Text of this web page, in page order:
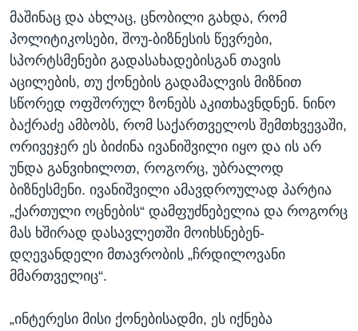
მაშინაც და ახლაც, ცნობილი გახდა, რომ
პოლიტიკოსები, შოუ-ბიზნესის წევრები,
სპორტსმენები გადასახადებისგან თავის
აცილების, თუ ქონების გადამალვის მიზნით
სწორედ ოფშორულ ზონებს აკითხავნდნენ. ნინო
ბაქრაძე ამბობს, რომ საქართველოს შემთხვევაში,
ორივეჯერ ეს ბიძინა ივანიშვილი იყო და ის არ
უნდა განვიხილოთ, როგორც, უბრალოდ
ბიზნესმენი. ივანიშვილი ამავდროულად პარტია
„ქართული ოცნების“ დამფუძნებელია და როგორც
მას ხშირად დასავლეთში მოიხსნებენ-
დღევანდელი მთავრობის „ჩრდილოვანი
მმართველიც“.
„ინტერესი მისი ქონებისადმი, ეს იქნება